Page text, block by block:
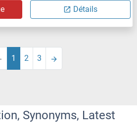
Détails
1 2 3
Synonyms, Latest